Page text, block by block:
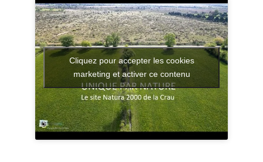
Cliquez pour accepter les cookies
marketing et activer ce contenu